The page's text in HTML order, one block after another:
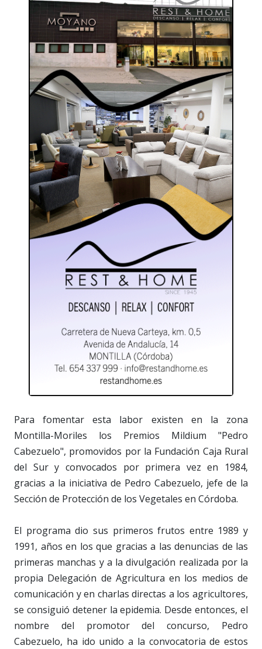
Para fomentar esta labor existen en la zona
Montilla-Moriles los Premios Mildium "Pedro
Cabezuelo", promovidos por la Fundación Caja Rural
del Sur y convocados por primera vez en 1984,
gracias a la iniciativa de Pedro Cabezuelo, jefe de la
Sección de Protección de los Vegetales en Córdoba.
El programa dio sus primeros frutos entre 1989 y
1991, años en los que gracias a las denuncias de las
primeras manchas y a la divulgación realizada por la
propia Delegación de Agricultura en los medios de
comunicación y en charlas directas a los agricultores,
se consiguió detener la epidemia. Desde entonces, el
nombre del promotor del concurso, Pedro
Cabezuelo, ha ido unido a la convocatoria de estos